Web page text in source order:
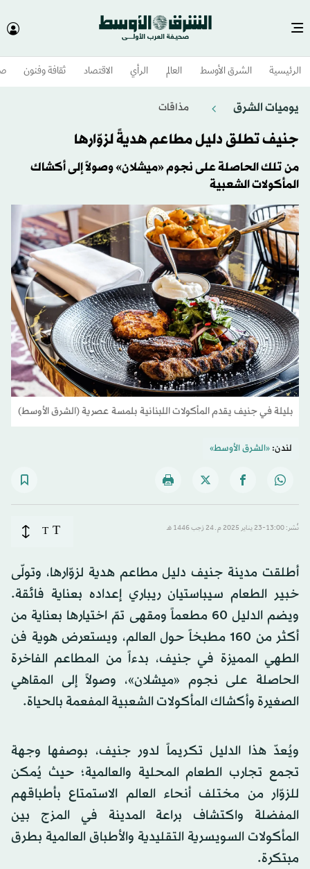
الرئيسية الشرق الأوسط​ العالم الرأي الاقتصاد ثقافة وفنون
يوميات الشرق مذاقات
جنيف تطلق دليل مطاعم هديةً لزوّارها
من تلك الحاصلة على نجوم «ميشلان» وصولاً إلى أكشاك
المأكولات الشعبية
بليلة في جنيف يقدم المأكولات اللبنانية بلمسة عصرية (الشرق الأوسط)
لندن:«الشرق الأوسط»
نُشر: 13:00-23 يناير 2025 م ـ 24 رَجب 1446 هـ T
T
أطلقت مدينة جنيف دليل مطاعم هدية لزوّارها، وتولّى
خبير الطعام سيباستيان ريباري إعداده بعناية فائقة.
ويضم الدليل 60 مطعماً ومقهى تمّ اختيارها بعناية من
أكثر من 160 مطبخاً حول العالم، ويستعرض هوية فن
الطهي المميزة في جنيف، بدءاً من المطاعم الفاخرة
الحاصلة على نجوم «ميشلان»، وصولاً إلى المقاهي
الصغيرة وأكشاك المأكولات الشعبية المفعمة بالحياة.
ويُعدّ هذا الدليل تكريماً لدور جنيف، بوصفها وجهة
تجمع تجارب الطعام المحلية والعالمية؛ حيث يُمكن
للزوّار من مختلف أنحاء العالم الاستمتاع بأطباقهم
المفضلة واكتشاف براعة المدينة في المزج بين
المأكولات السويسرية التقليدية والأطباق العالمية بطرق
مبتكرة.